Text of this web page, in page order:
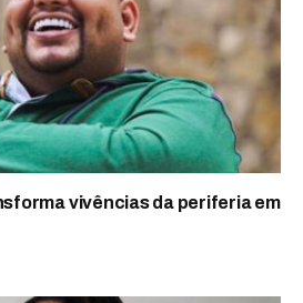
vivências da periferia em